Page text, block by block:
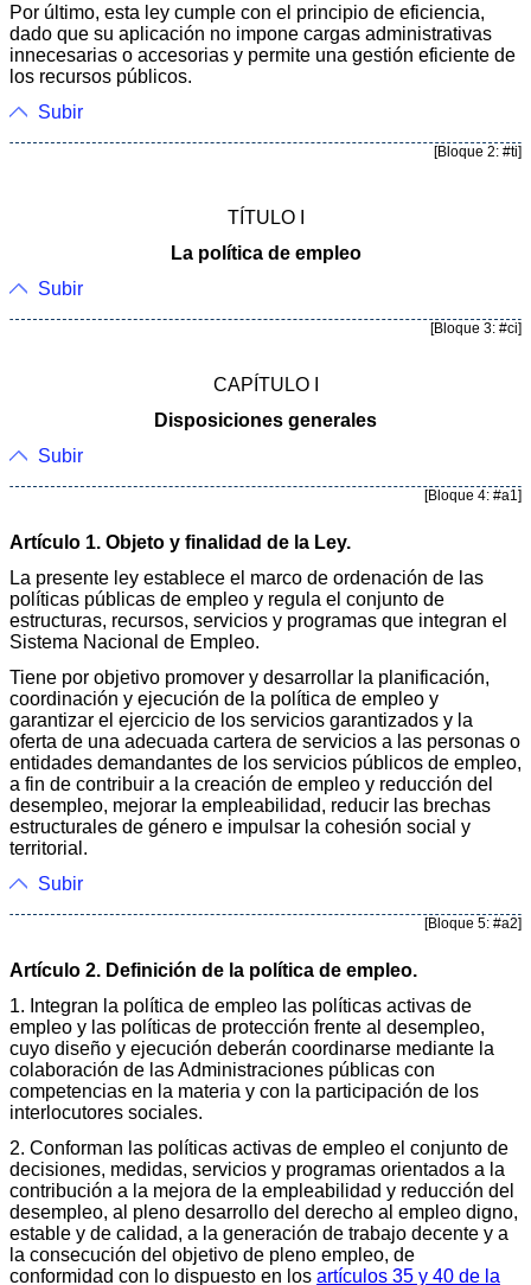
Por último, esta ley cumple con el principio de eficiencia,
dado que su aplicación no impone cargas administrativas
innecesarias o accesorias y permite una gestión eficiente de
los recursos públicos.
Subir
[Bloque 2: #ti]
TÍTULO I
La política de empleo
Subir
[Bloque 3: #ci]
CAPÍTULO I
Disposiciones generales
Subir
[Bloque 4: #a1]
Artículo 1. Objeto y finalidad de la Ley.
La presente ley establece el marco de ordenación de las
políticas públicas de empleo y regula el conjunto de
estructuras, recursos, servicios y programas que integran el
Sistema Nacional de Empleo.
Tiene por objetivo promover y desarrollar la planificación,
coordinación y ejecución de la política de empleo y
garantizar el ejercicio de los servicios garantizados y la
oferta de una adecuada cartera de servicios a las personas o
entidades demandantes de los servicios públicos de empleo,
a fin de contribuir a la creación de empleo y reducción del
desempleo, mejorar la empleabilidad, reducir las brechas
estructurales de género e impulsar la cohesión social y
territorial.
Subir
[Bloque 5: #a2]
Artículo 2. Definición de la política de empleo.
1. Integran la política de empleo las políticas activas de
empleo y las políticas de protección frente al desempleo,
cuyo diseño y ejecución deberán coordinarse mediante la
colaboración de las Administraciones públicas con
competencias en la materia y con la participación de los
interlocutores sociales.
2. Conforman las políticas activas de empleo el conjunto de
decisiones, medidas, servicios y programas orientados a la
contribución a la mejora de la empleabilidad y reducción del
desempleo, al pleno desarrollo del derecho al empleo digno,
estable y de calidad, a la generación de trabajo decente y a
la consecución del objetivo de pleno empleo, de
conformidad con lo dispuesto en los artículos 35 y 40 de la